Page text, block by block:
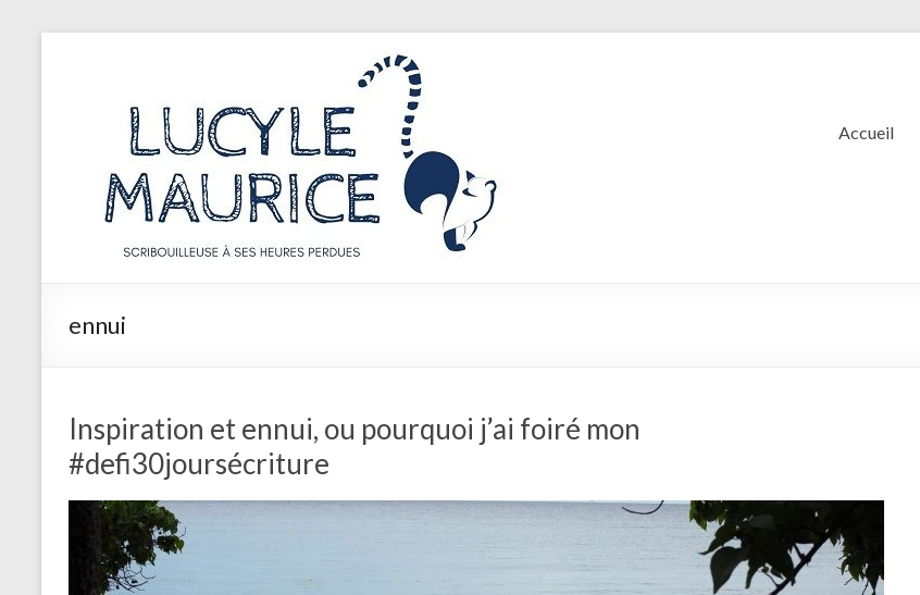
Maurice
Scribouilleuse
perdues
Accueil
ennui
Inspiration et ennui, ou pourquoi j’ai foiré mon
#defi30joursécriture